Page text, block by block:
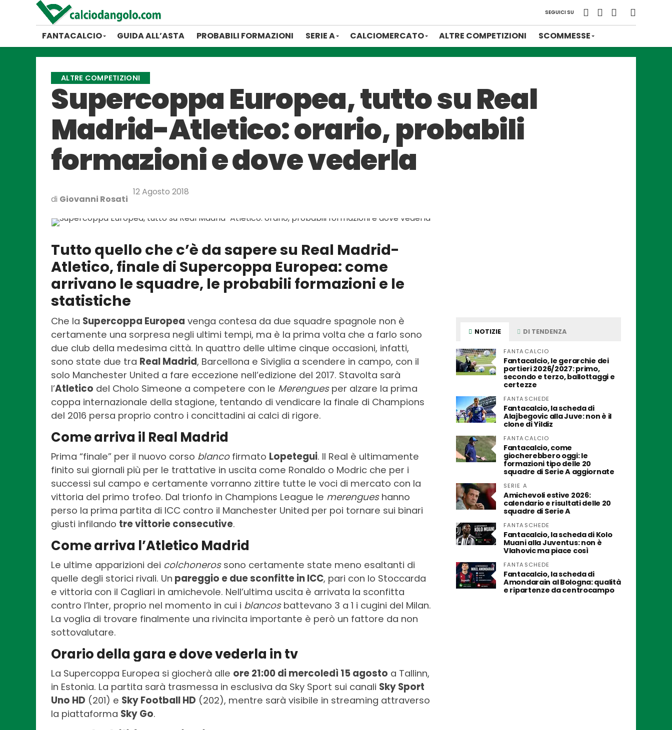
SEGUICI SU
FANTACALCIO GUIDA ALL’ASTA PROBABILI FORMAZIONI SERIE A CALCIOMERCATO ALTRE COMPETIZIONI SCOMMESSE
ALTRE COMPETIZIONI
Supercoppa Europea, tutto su Real
Madrid-Atletico: orario, probabili
formazioni e dove vederla
di Giovanni Rosati
12 Agosto 2018
Tutto quello che c’è da sapere su Real Madrid-
Atletico, finale di Supercoppa Europea: come
arrivano le squadre, le probabili formazioni e le
statistiche
Che la Supercoppa Europea venga contesa da due squadre spagnole non è
certamente una sorpresa negli ultimi tempi, ma è la prima volta che a farlo sono
due club della medesima città. In quattro delle ultime cinque occasioni, infatti,
sono state due tra Real Madrid, Barcellona e Siviglia a scendere in campo, con il
solo Manchester United a fare eccezione nell’edizione del 2017. Stavolta sarà
l’Atletico del Cholo Simeone a competere con le Merenguesper alzare la prima
coppa internazionale della stagione, tentando di vendicare la finale di Champions
del 2016 persa proprio contro i concittadini ai calci di rigore.
Come arriva il Real Madrid
Prima “finale” per il nuovo corso blancofirmato Lopetegui. Il Real è ultimamente
finito sui giornali più per le trattative in uscita come Ronaldo o Modric che per i
successi sul campo e certamente vorranno zittire tutte le voci di mercato con la
vittoria del primo trofeo. Dal trionfo in Champions League le merengueshanno
perso la prima partita di ICC contro il Manchester United per poi tornare sui binari
giusti infilando tre vittorie consecutive.
Come arriva l’Atletico Madrid
Le ultime apparizioni dei colchonerossono certamente state meno esaltanti di
quelle degli storici rivali. Un pareggio e due sconfitte in ICC, pari con lo Stoccarda
e vittoria con il Cagliari in amichevole. Nell’ultima uscita è arrivata la sconfitta
contro l’Inter, proprio nel momento in cui i blancosbattevano 3 a 1 i cugini del Milan.
La voglia di trovare finalmente una rivincita importante è però un fattore da non
sottovalutare.
Orario della gara e dove vederla in tv
La Supercoppa Europea si giocherà alle ore 21:00 di mercoledì 15 agosto a Tallinn,
in Estonia. La partita sarà trasmessa in esclusiva da Sky Sport sui canali Sky Sport
Uno HD (201) e Sky Football HD (202), mentre sarà visibile in streaming attraverso
la piattaforma Sky Go.
NOTIZIE DI TENDENZA
FANTACALCIO
Fantacalcio, le gerarchie dei
portieri 2026/2027: primo,
secondo e terzo, ballottaggi e
certezze
FANTASCHEDE
Fantacalcio, la scheda di
Alajbegovic alla Juve: non è il
clone di Yildiz
FANTACALCIO
Fantacalcio, come
giocherebbero oggi: le
formazioni tipo delle 20
squadre di Serie A aggiornate
SERIE A
Amichevoli estive 2026:
calendario e risultati delle 20
squadre di Serie A
FANTASCHEDE
Fantacalcio, la scheda di Kolo
Muani alla Juventus: non è
Vlahovic ma piace così
FANTASCHEDE
Fantacalcio, la scheda di
Amondarain al Bologna: qualità
e ripartenze da centrocampo